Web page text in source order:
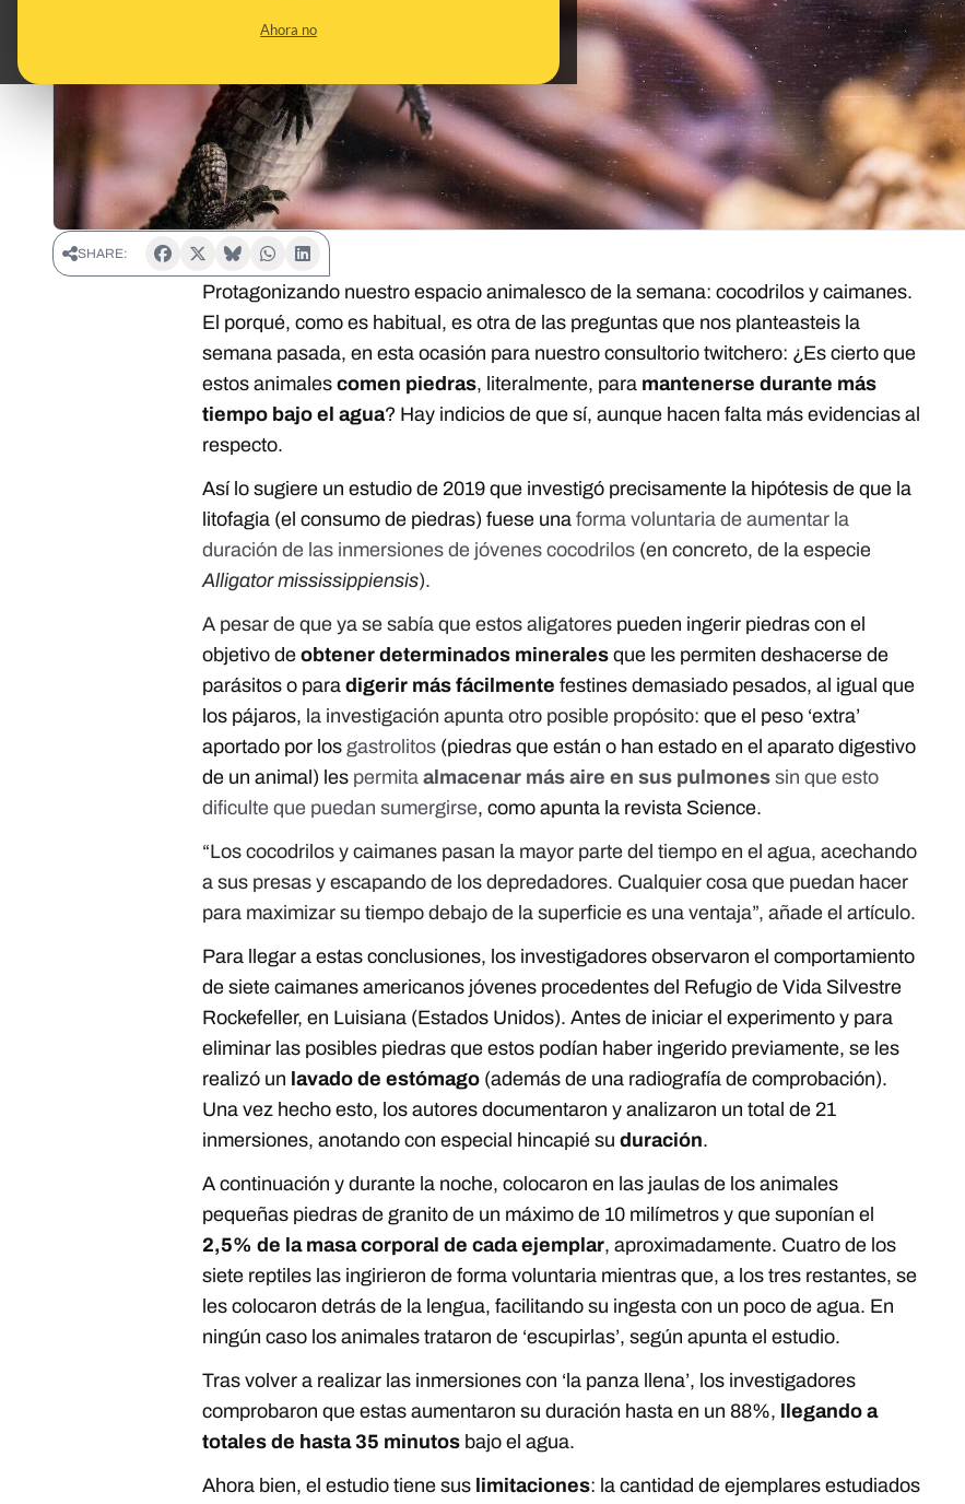
Ahora no
SHARE:
Protagonizando nuestro espacio animalesco de la semana: cocodrilos y caimanes.
El porqué, como es habitual, es otra de las preguntas que nos planteasteis la
semana pasada, en esta ocasión para nuestro consultorio twitchero: ¿Es cierto que
estos animalescomen piedras, literalmente, para mantenerse durante más
tiempo bajo el agua? Hay indicios de que sí, aunque hacen falta más evidencias al
respecto.
Así lo sugiere un estudio de 2019 que investigó precisamente la hipótesis de que la
litofagia (el consumo de piedras) fuese unaforma voluntaria de aumentar la
duración de las inmersiones de jóvenes cocodrilos (en concreto, de la especie
Alligator mississippiensis).
A pesar de que ya se sabía que estos aligatores pueden ingerir piedras con el
objetivo deobtener determinados minerales que les permiten deshacerse de
parásitos o paradigerir más fácilmente festines demasiado pesados, al igual que
los pájaros, la investigación apunta otro posible propósito:que el peso ‘extra’
aportado por losgastrolitos (piedras que están o han estado en el aparato digestivo
de un animal) les permitaalmacenar más aire en sus pulmones sin que esto
dificulte que puedan sumergirse, como apunta la revista Science.
“Los cocodrilos y caimanes pasan la mayor parte del tiempo en el agua, acechando
a sus presas y escapando de los depredadores. Cualquier cosa que puedan hacer
para maximizar su tiempo debajo de la superficie es una ventaja”, añade el artículo.
Para llegar a estas conclusiones, los investigadores observaron el comportamiento
de siete caimanes americanos jóvenes procedentes del Refugio de Vida Silvestre
Rockefeller, en Luisiana (Estados Unidos). Antes de iniciar el experimento y para
eliminar las posibles piedras que estos podían haber ingerido previamente, se les
realizó un lavado de estómago (además de una radiografía de comprobación).
Una vez hecho esto, los autores documentaron y analizaron un total de 21
inmersiones, anotando con especial hincapié suduración.
A continuación y durante la noche, colocaron en las jaulas de los animales
pequeñas piedras de granito de un máximo de 10 milímetros y que suponían el
2,5% de la masa corporal de cada ejemplar, aproximadamente. Cuatro de los
siete reptiles las ingirieron de forma voluntaria mientras que, a los tres restantes, se
les colocaron detrás de la lengua, facilitando su ingesta con un poco de agua. En
ningún caso los animales trataron de ‘escupirlas’, según apunta el estudio.
Tras volver a realizar las inmersiones con ‘la panza llena’, los investigadores
comprobaron que estas aumentaron su duración hasta en un 88%,
llegando a
totales de hasta 35 minutos bajo el agua.
Ahora bien, el estudio tiene sus limitaciones: la cantidad de ejemplares estudiados